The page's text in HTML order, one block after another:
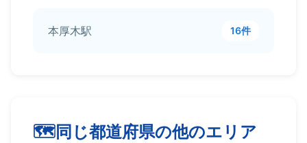
本厚木駅 16件
同じ都道府県の他のエリア